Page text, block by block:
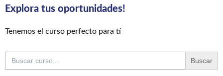
Explora tus oportunidades!
Tenemos el curso perfecto para tí
Buscar: